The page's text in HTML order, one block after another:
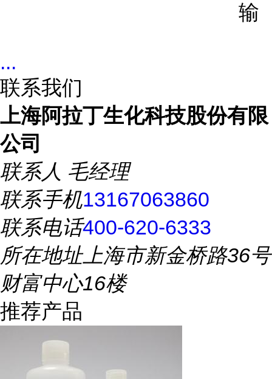
输
...
联系我们
上海阿拉丁生化科技股份有限
公司
联系人 毛经理
联系手机13167063860
联系电话400-620-6333
所在地址上海市新金桥路36号
财富中心16楼
推荐产品